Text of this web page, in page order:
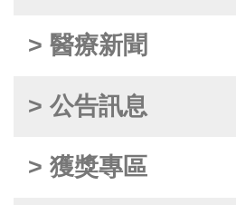
> 醫療新聞
> 公告訊息
> 獲獎專區